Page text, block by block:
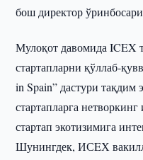
бош директор
Мулоқот давомида ICEX
стартапларни қўллаб-
in Spain” дастури
стартапларга
стартап экотизимига
Шунингдек, ИСEХ